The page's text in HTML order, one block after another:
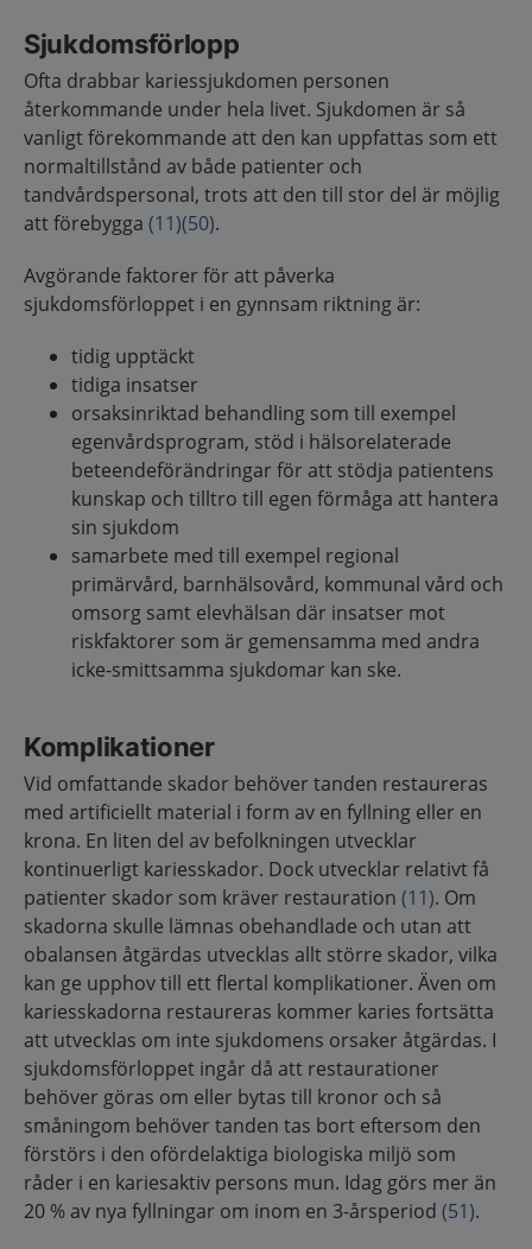
Sjukdomsförlopp
Ofta drabbar kariessjukdomen personen
återkommande under hela livet. Sjukdomen är så
vanligt förekommande att den kan uppfattas som ett
normaltillstånd av både patienter och
tandvårdspersonal, trots att den till stor del är möjlig
att förebygga (11)(50).
Avgörande faktorer för att påverka
sjukdomsförloppet i en gynnsam riktning är:
tidig upptäckt
tidiga insatser
orsaksinriktad behandling som till exempel
egenvårdsprogram, stöd i hälsorelaterade
beteendeförändringar för att stödja patientens
kunskap och tilltro till egen förmåga att hantera
sin sjukdom
samarbete med till exempel regional
primärvård, barnhälsovård, kommunal vård och
omsorg samt elevhälsan där insatser mot
riskfaktorer som är gemensamma med andra
icke-smittsamma sjukdomar kan ske.
Komplikationer
Vid omfattande skador behöver tanden restaureras
med artificiellt material i form av en fyllning eller en
krona. En liten del av befolkningen utvecklar
kontinuerligt kariesskador. Dock utvecklar relativt få
patienter skador som kräver restauration (11). Om
skadorna skulle lämnas obehandlade och utan att
obalansen åtgärdas utvecklas allt större skador, vilka
kan ge upphov till ett flertal komplikationer. Även om
kariesskadorna restaureras kommer karies fortsätta
att utvecklas om inte sjukdomens orsaker åtgärdas. I
sjukdomsförloppet ingår då att restaurationer
behöver göras om eller bytas till kronor och så
småningom behöver tanden tas bort eftersom den
förstörs i den ofördelaktiga biologiska miljö som
råder i en kariesaktiv persons mun. Idag görs mer än
20 % av nya fyllningar om inom en 3-årsperiod (51).